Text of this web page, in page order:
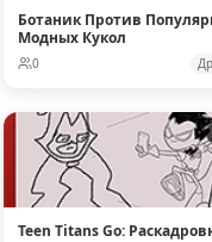
Ботаник Против
Модных Кукол
0
Teen Titans Go: